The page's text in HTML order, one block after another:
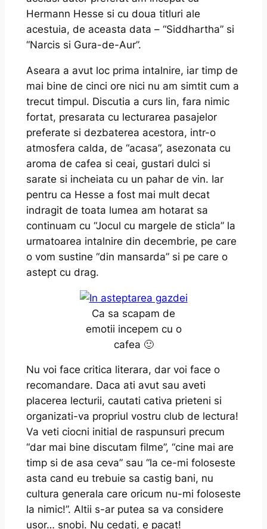
Hermann Hesse si cu doua titluri ale
acestuia, de aceasta data – “Siddhartha” si
“Narcis si Gura-de-Aur”.
Aseara a avut loc prima intalnire, iar timp de
mai bine de cinci ore nici nu am simtit cum a
trecut timpul. Discutia a curs lin, fara nimic
fortat, presarata cu lecturarea pasajelor
preferate si dezbaterea acestora, intr-o
atmosfera calda, de “acasa”, asezonata cu
aroma de cafea si ceai, gustari dulci si
sarate si incheiata cu un pahar de vin. Iar
pentru ca Hesse a fost mai mult decat
indragit de toata lumea am hotarat sa
continuam cu “Jocul cu margele de sticla” la
urmatoarea intalnire din decembrie, pe care
o vom sustine “din mansarda” si pe care o
astept cu drag.
Ca sa scapam de
emotii incepem cu o
cafea 🙂
Nu voi face critica literara, dar voi face o
recomandare. Daca ati avut sau aveti
placerea lecturii, cautati cativa prieteni si
organizati-va propriul vostru club de lectura!
Va veti ciocni initial de raspunsuri precum
“dar mai bine discutam filme”, “cine mai are
timp si de asa ceva” sau “la ce-mi foloseste
asta cand eu trebuie sa castig bani, nu
cultura generala care oricum nu-mi foloseste
la nimic!”. Altii s-ar putea sa va considere
usor… snobi. Nu cedati, e pacat!